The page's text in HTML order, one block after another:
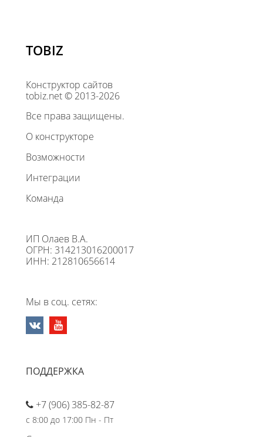
TOBIZ
Конструктор сайтов
tobiz.net © 2013-2026
Все права защищены.
О конструкторе
Возможности
Интеграции
Команда
ИП Олаев В.А.
ОГРН: 314213016200017
ИНН: 212810656614
Мы в соц. сетях:
ПОДДЕРЖКА
+7 (906) 385-82-87
с 8:00 до 17:00 Пн - Пт